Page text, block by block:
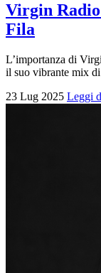
Virgin
Fila
L’importanza di
il suo vibrante mix
23 Lug 2025 Leggi